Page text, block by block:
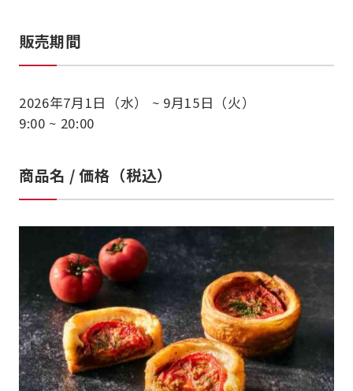
販売期間
2026年7月1日（水） ~ 9月15日（火）
9:00 ~ 20:00
商品名 / 価格（税込）